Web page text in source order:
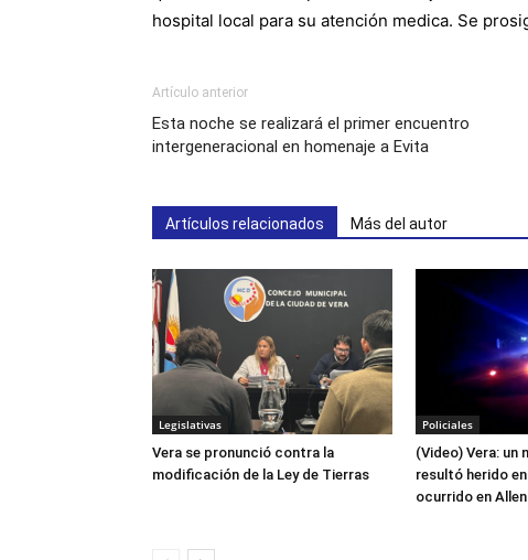
hospital local para su atención medica. Se
Artículo anterior
Esta noche se realizará el primer encuentro
intergeneracional en homenaje a Evita
Artículos relacionados Más del autor
Legislativas
Vera se pronunció contra la
modificación de la Ley de Tierras
Policiales
(Video) Vera: un
resultó herido
ocurrido en